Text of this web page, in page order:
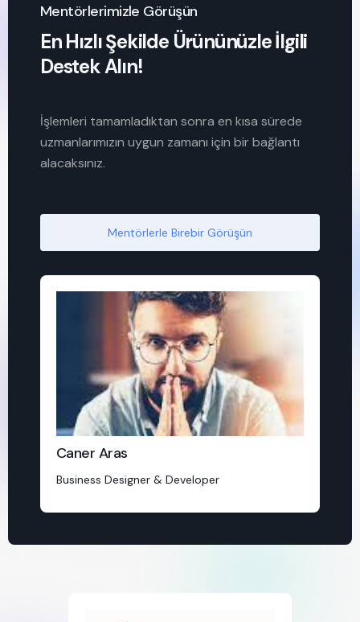
Mentörlerimizle Görüşün
En Hızlı Şekilde Ürününüzle İlgili
Destek Alın!
İşlemleri tamamladıktan sonra en kısa sürede
uzmanlarımızın uygun zamanı için bir bağlantı
alacaksınız.
Mentörlerle Birebir Görüşün
Caner Aras
Business Designer & Developer